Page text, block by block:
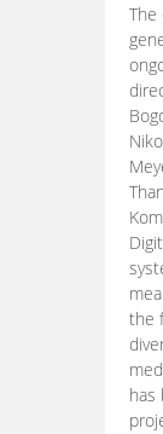
The
the
has